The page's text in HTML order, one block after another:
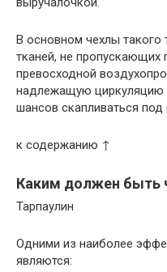
В основном чехлы такого
тканей, не пропускающих
превосходной
надлежащую циркуляцию
шансов скапливаться под
к содержанию ↑
Каким должен быть
Тарпаулин
Одними из наиболее
являются: